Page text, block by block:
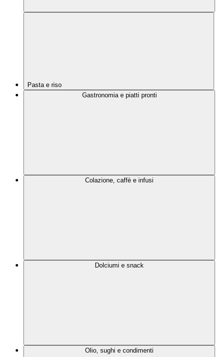
Pasta e riso
Gastronomia e piatti pronti
Colazione, caffè e infusi
Dolciumi e snack
Olio, sughi e condimenti